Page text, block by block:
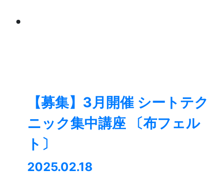
【募集】3月開催 シートテク
ニック集中講座 〔布フェル
ト〕
2025.02.18